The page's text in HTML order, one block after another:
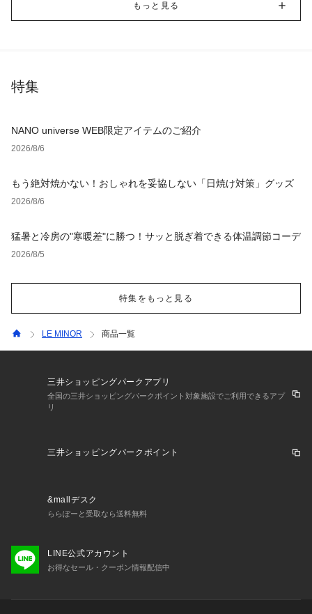
もっと見る
特集
NANO universe WEB限定アイテムのご紹介
2026/8/6
もう絶対焼かない！おしゃれを妥協しない「日焼け対策」グッズ
2026/8/6
猛暑と冷房の"寒暖差"に勝つ！サッと脱ぎ着できる体温調節コーデ
2026/8/5
特集をもっと見る
LE MINOR 商品一覧
三井ショッピングパークアプリ
全国の三井ショッピングパークポイント対象施設でご利用できるアプ
リ
三井ショッピングパークポイント
&mallデスク
ららぽーと受取なら送料無料
LINE公式アカウント
お得なセール・クーポン情報配信中